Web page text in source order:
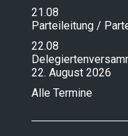
21.08
Parteileitung /
22.08
22. August 2026
Alle Termine